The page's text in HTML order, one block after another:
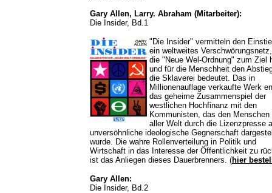
Gary Allen, Larry. Abraham (Mitarbeiter):
Die Insider, Bd.1
"Die Insider" vermitteln den
ein weltweites
die "Neue Wel-Ordnung" zum Ziel
und für die Menschheit den
die Sklaverei bedeutet. Das in
Millionenauflage verkaufte Werk
das geheime Zusammenspiel der
westlichen Hochfinanz mit den
Kommunisten, das den Menschen
aller Welt durch die Lizenzpresse
unversöhnliche ideologische Gegnerschaft
wurde. Die wahre Rollenverteilung in Politik und
Wirtschaft in das Interesse der Öffentlichkeit zu
ist das Anliegen dieses Dauerbrenners. (hier
Gary Allen:
Die Insider, Bd.2